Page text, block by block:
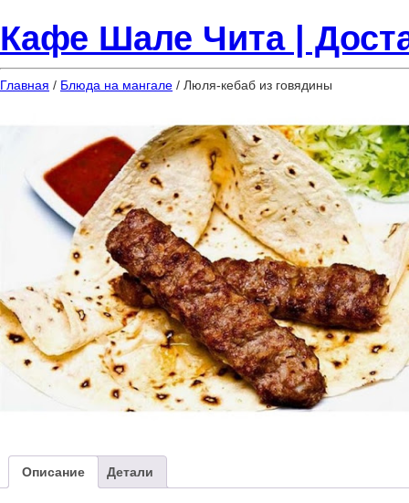
Кафе Шале Чита |
Главная / Блюда на мангале / Люля-кебаб из говядины
Описание Детали